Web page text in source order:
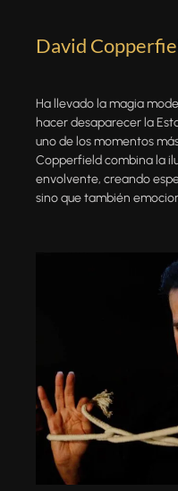
David
Ha llevado la magia
hacer desaparecer la
uno de los momentos
Copperfield combina la
envolvente, creando
sino que también